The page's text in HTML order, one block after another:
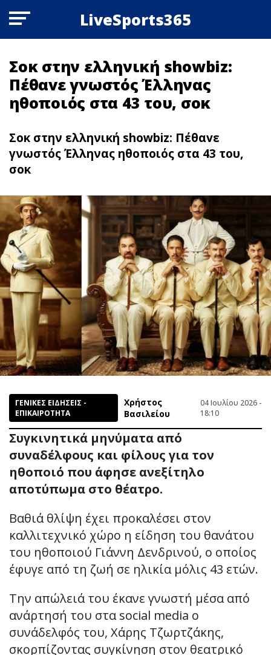
LiveSports365
Σoκ στην ελληνική showbiz:
Πέθαvε γνωστός Έλληνας
ηθοποιός στα 43 του, σoκ
Σoκ στην ελληνική showbiz: Πέθαvε
γνωστός Έλληνας ηθοποιός στα 43 του,
σoκ
ΓΕΝΙΚΕΣ ΕΙΔΗΣΕΙΣ -
ΕΠΙΚΑΙΡΟΤΗΤΑ
Χρήστος
Βασιλείου
04 Ιουλίου 2026 -
18:10
Συγκινητικά μηνύματα από
συναδέλφους και φίλους για τον
ηθοποιό που άφησε ανεξίτηλο
αποτύπωμα στο θέατρο.
Βαθιά θλίψη έχει προκαλέσει στον
καλλιτεχνικό χώρο η είδηση του θανάτου
του ηθοποιού Γιάννη Δενδρινού, ο οποίος
έφυγε από τη ζωή σε ηλικία μόλις 43 ετών.
Την απώλειά του έκανε γνωστή μέσα από
ανάρτησή του στα social media ο
συνάδελφός του, Χάρης Τζωρτζάκης,
σκορπίζοντας συγκίνηση στον θεατρικό